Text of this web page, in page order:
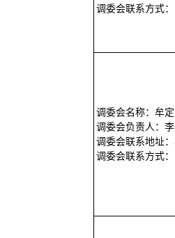
调委会联系方式：
调委会名称：牟
调委会负责人：
调委会联系地址
调委会联系方式：